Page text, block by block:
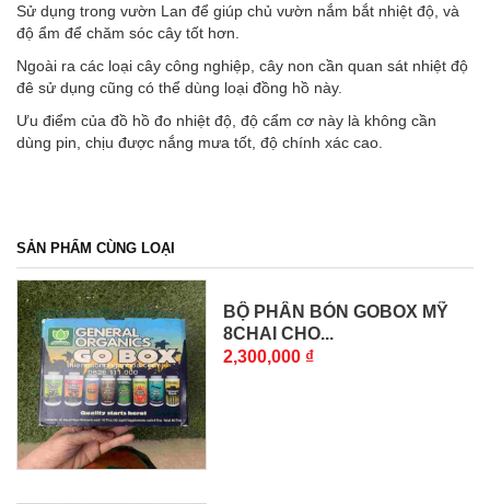
Sử dụng trong vườn Lan để giúp chủ vườn nắm bắt nhiệt độ, và
độ ẩm để chăm sóc cây tốt hơn.
Ngoài ra các loại cây công nghiệp, cây non cần quan sát nhiệt độ
đê sử dụng cũng có thể dùng loại đồng hồ này.
Ưu điểm của đồ hồ đo nhiệt độ, độ cẩm cơ này là không cần
dùng pin, chịu được nắng mưa tốt, độ chính xác cao.
SẢN PHẨM CÙNG LOẠI
BỘ PHÂN BÓN GOBOX MỸ
8CHAI CHO...
2,300,000 ₫